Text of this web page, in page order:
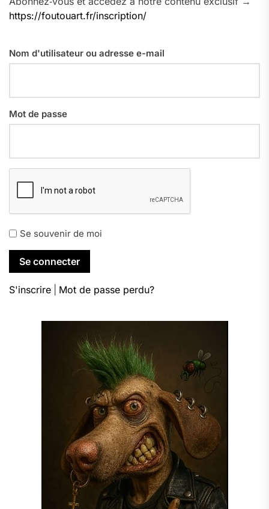
https://foutouart.fr/inscription/
Nom d'utilisateur ou adresse e-mail
Mot de passe
Se souvenir de moi
S'inscrire Mot de passe perdu?